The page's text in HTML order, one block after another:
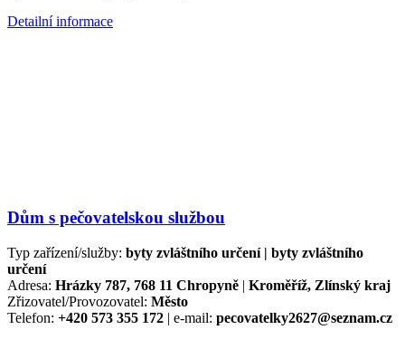
Detailní informace
Dům s pečovatelskou službou
Typ zařízení/služby: byty zvláštního určení | byty zvláštního
určení
Adresa: Hrázky 787, 768 11 Chropyně | Kroměříž, Zlínský kraj
Zřizovatel/Provozovatel: Město
Telefon: +420 573 355 172 | e-mail: pecovatelky2627@seznam.cz